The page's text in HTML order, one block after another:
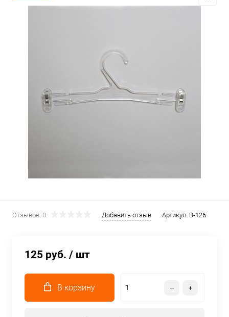
Отзывов: 0 Добавить отзыв Артикул: В-126
125 руб. / шт
В корзину